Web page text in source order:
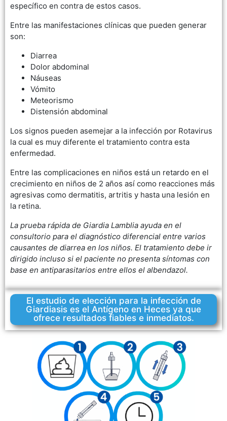
específico en contra de estos casos.
Entre las manifestaciones clínicas que pueden generar
son:
Diarrea
Dolor abdominal
Náuseas
Vómito
Meteorismo
Distensión abdominal
Los signos pueden asemejar a la infección por Rotavirus
la cual es muy diferente el tratamiento contra esta
enfermedad.
Entre las complicaciones en niños está un retardo en el
crecimiento en niños de 2 años así como reacciones más
agresivas como dermatitis, artritis y hasta una lesión en
la retina.
La prueba rápida de Giardia Lamblia ayuda en el
consultorio para el diagnóstico diferencial entre varios
causantes de diarrea en los niños. El tratamiento debe ir
dirigido incluso si el paciente no presenta síntomas con
base en antiparasitarios entre ellos el albendazol.
El estudio de elección para la infección de
Giardiasis es el Antígeno en Heces ya que
ofrece resultados fiables e inmediatos.